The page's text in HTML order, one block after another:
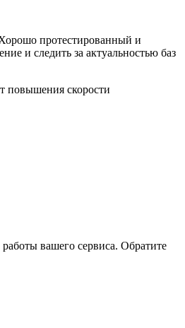
протестированный и
и следить за актуальностью баз
повышения скорости
вашего сервиса. Обратите